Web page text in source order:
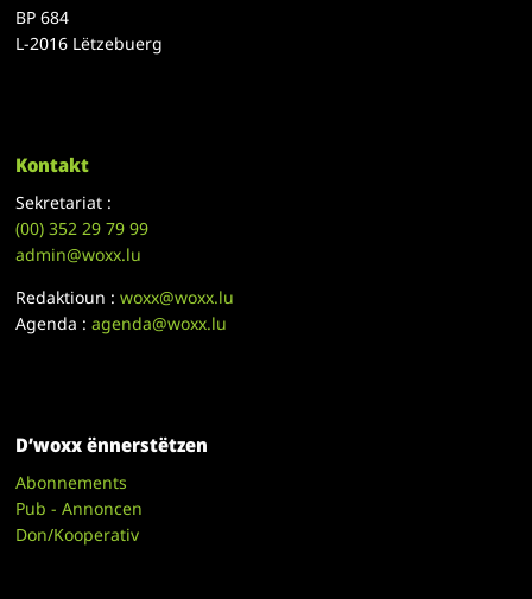
BP 684
L-2016 Lëtzebuerg
Kontakt
Sekretariat :
(00)352 29 79 99
admin@woxx.lu
Redaktioun :woxx@woxx.lu
Agenda :agenda@woxx.lu
D’woxx ënnerstëtzen
Abonnements
Pub - Annoncen
Don/Kooperativ